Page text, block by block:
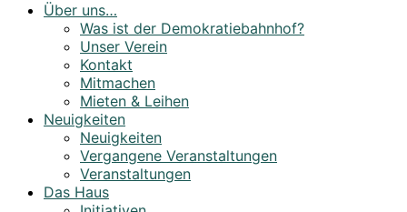
Über uns…
Was ist der Demokratiebahnhof?
Unser Verein
Kontakt
Mitmachen
Mieten & Leihen
Neuigkeiten
Neuigkeiten
Vergangene Veranstaltungen
Veranstaltungen
Das Haus